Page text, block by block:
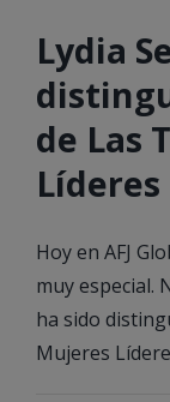
Lydia
de Las
Líderes
Hoy en AFJ
muy especial.
ha sido
Mujeres